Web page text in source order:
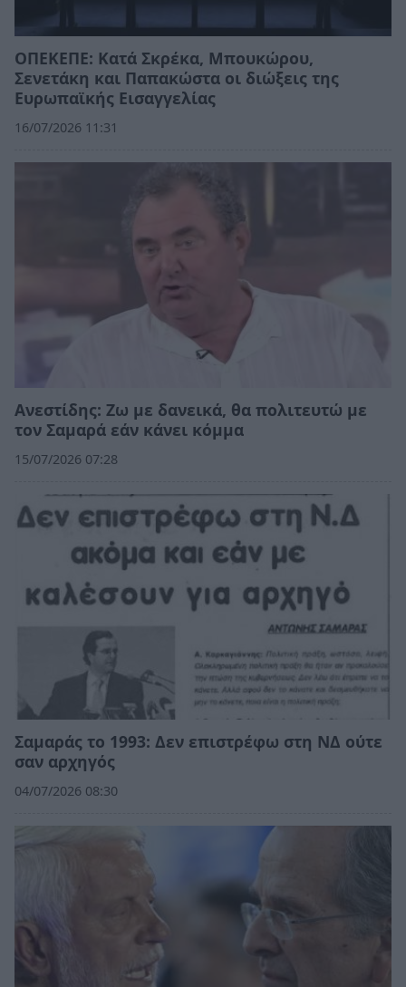
ΟΠΕΚΕΠΕ: Κατά Σκρέκα, Μπουκώρου,
Σενετάκη και Παπακώστα οι διώξεις της
Ευρωπαϊκής Εισαγγελίας
16/07/2026 11:31
Ανεστίδης: Ζω με δανεικά, θα πολιτευτώ με
τον Σαμαρά εάν κάνει κόμμα
15/07/2026 07:28
Σαμαράς το 1993: Δεν επιστρέφω στη ΝΔ ούτε
σαν αρχηγός
04/07/2026 08:30